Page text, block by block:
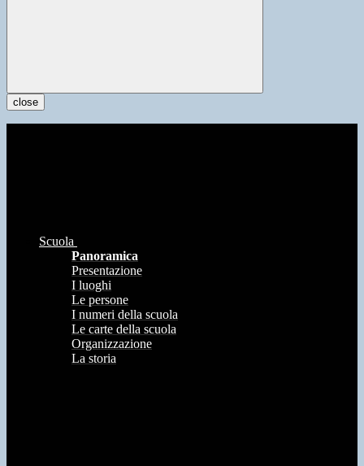
close
Scuola
Panoramica
Presentazione
I luoghi
Le persone
I numeri della scuola
Le carte della scuola
Organizzazione
La storia